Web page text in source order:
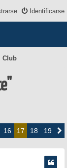
Identificarse
Club
16 17 18 19